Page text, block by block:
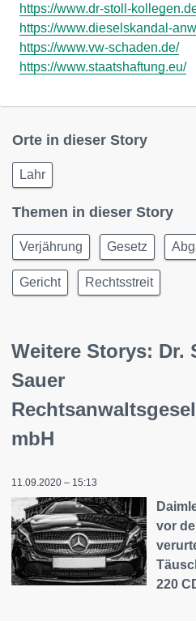
https://www.dr-stoll-
https://www.dieselskandal-
https://www.vw-schaden.de/
https://www.staatshaftung.eu/
Orte in dieser Story
Lahr
Themen in dieser Story
Verjährung Gesetz
Gericht Rechtsstreit
Weitere Storys: Dr.
Sauer
mbH
11.09.2020 – 15:13
vor
220